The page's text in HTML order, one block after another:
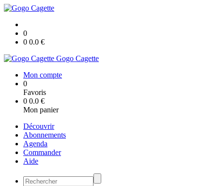
0
0 0.0 €
Gogo Cagette
Mon compte
0
Favoris
0 0.0 €
Mon panier
Découvrir
Abonnements
Agenda
Commander
Aide